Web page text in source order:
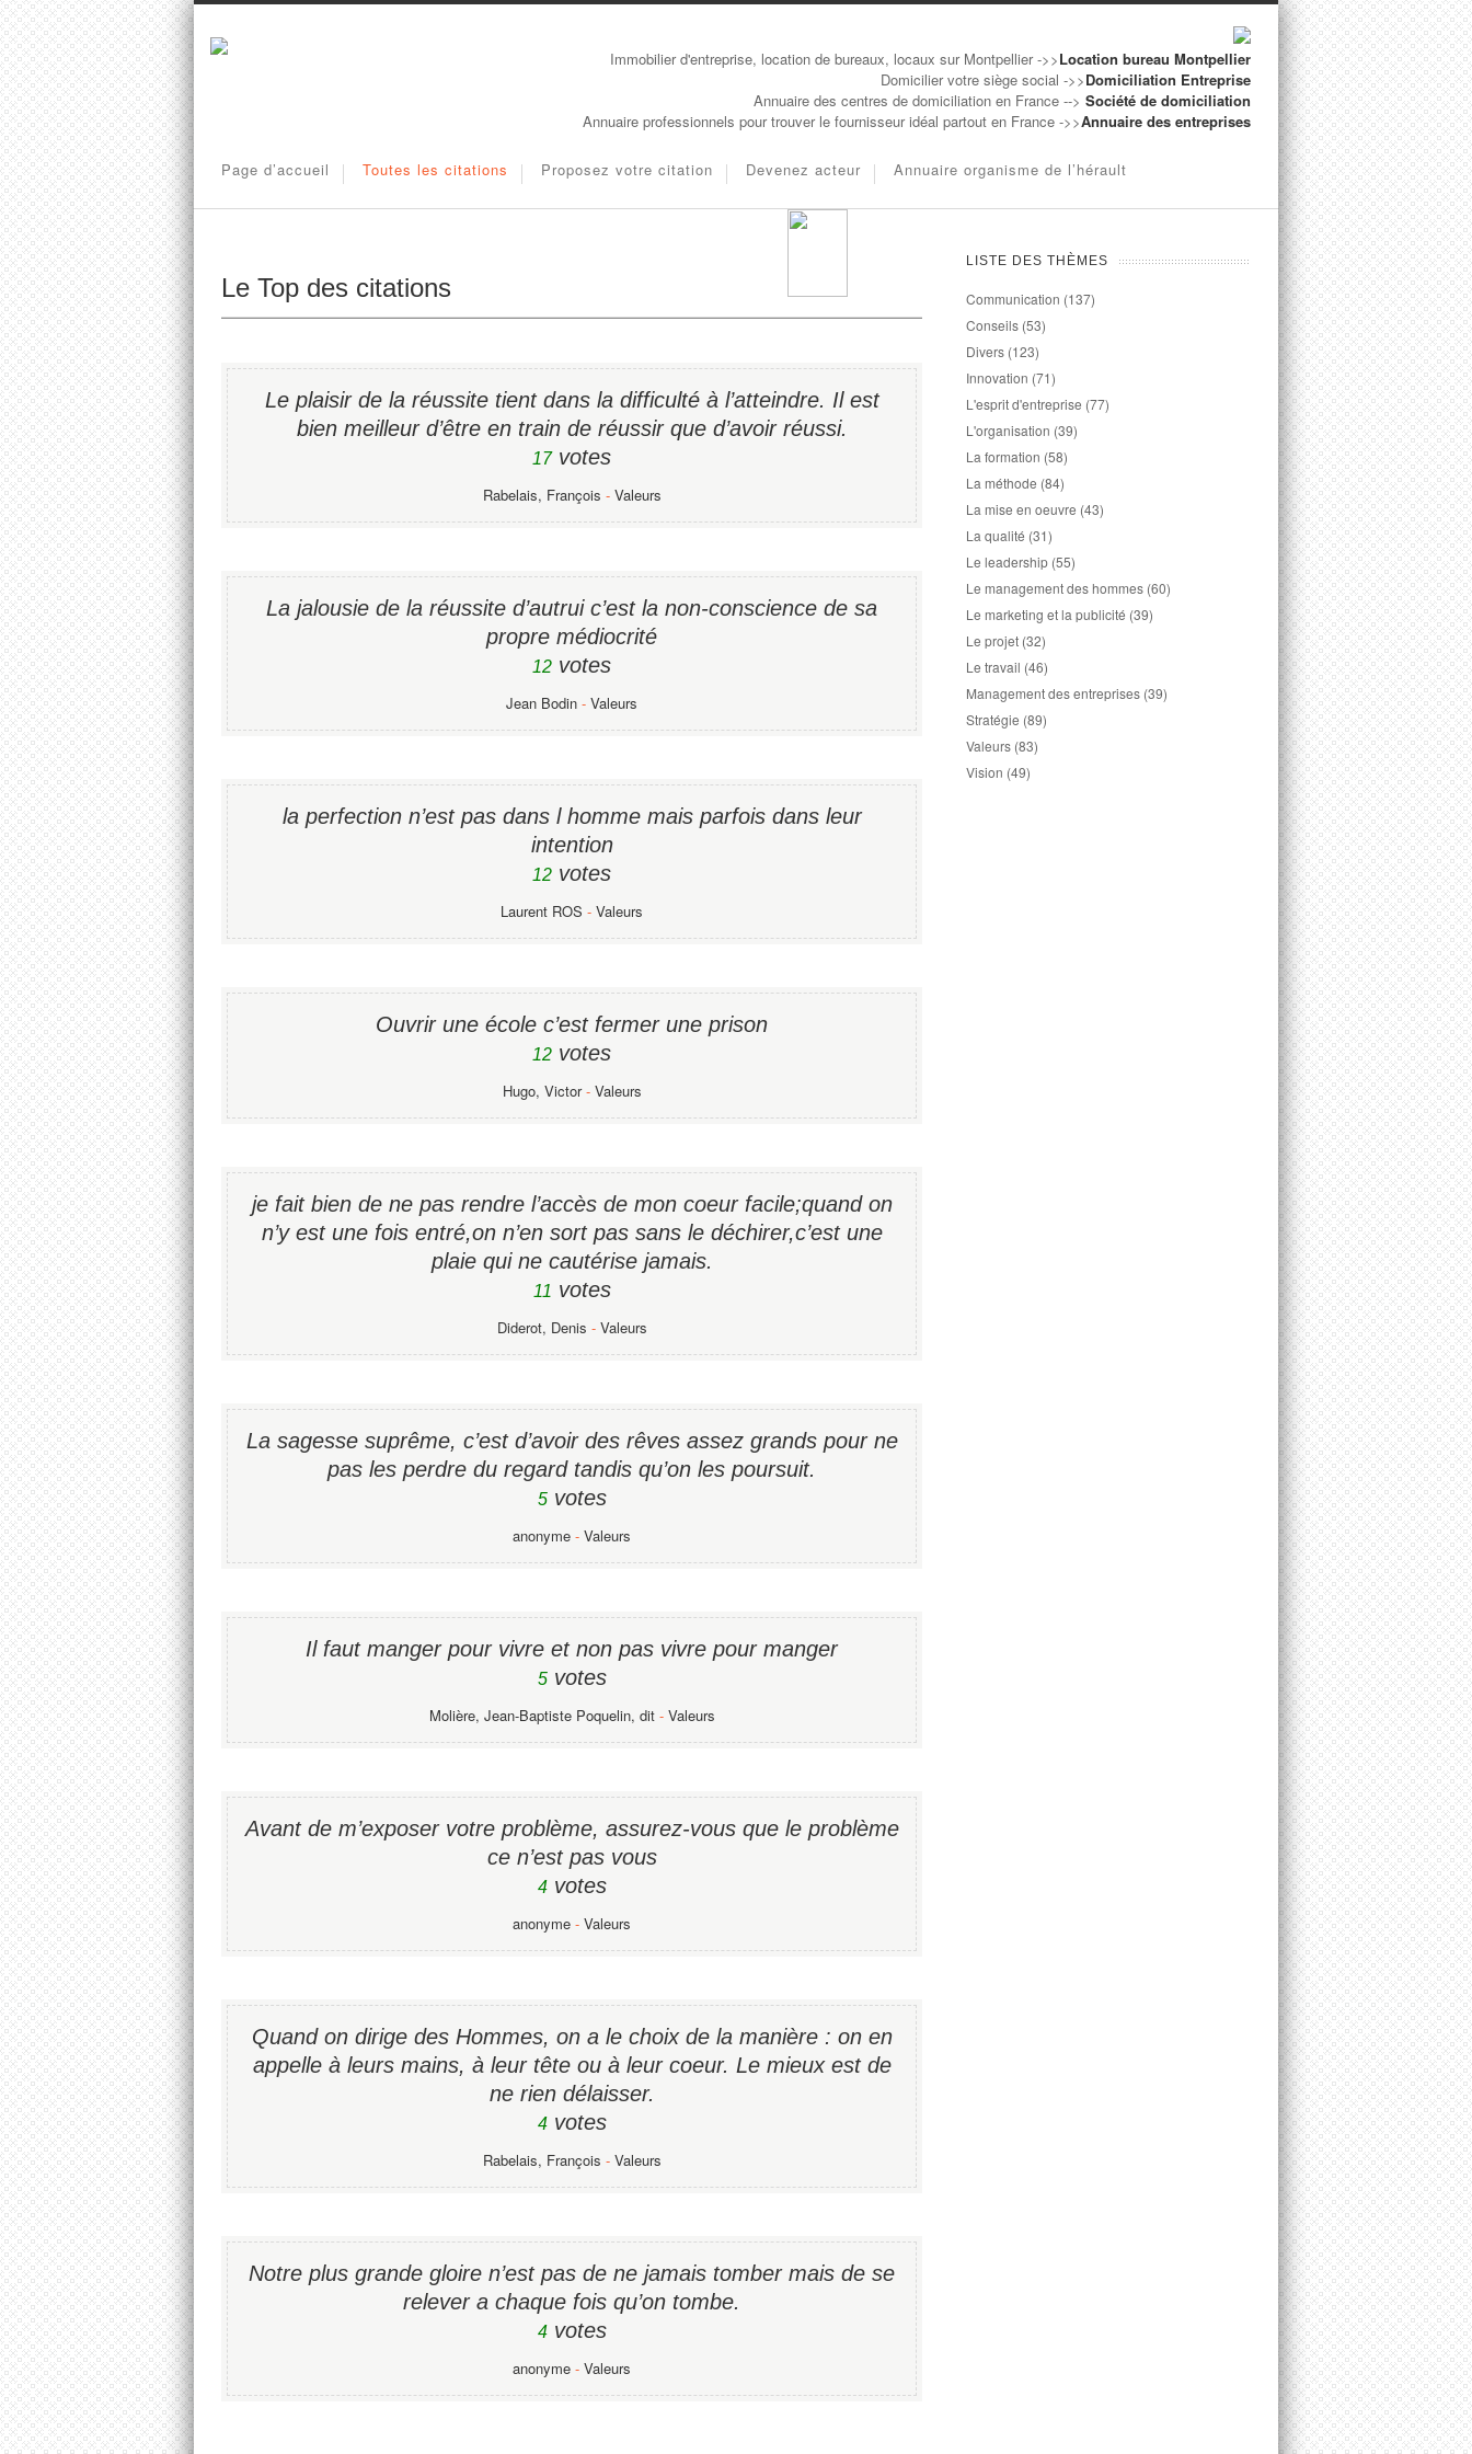
Immobilier d'entreprise, location de bureaux, locaux sur Montpellier ->>Location bureau Montpellier
Domicilier votre siège social ->>Domiciliation Entreprise
Annuaire des centres de domiciliation en France --> Société de domiciliation
Annuaire professionnels pour trouver le fournisseur idéal partout en France ->>Annuaire des entreprises
Page d’accueil Toutes les citations Proposez votre citation Devenez acteur Annuaire organisme de l’hérault
Le Top des citations
Le plaisir de la réussite tient dans la difficulté à l’atteindre. Il est
bien meilleur d’être en train de réussir que d’avoir réussi.
17votes
Rabelais, François - Valeurs
La jalousie de la réussite d’autrui c’est la non-conscience de sa
propre médiocrité
12 votes
Jean Bodin - Valeurs
la perfection n’est pas dans l homme mais parfois dans leur
intention
12 votes
Laurent ROS - Valeurs
Ouvrir une école c’est fermer une prison
12 votes
Hugo, Victor- Valeurs
je fait bien de ne pas rendre l’accès de mon coeur facile;quand on
n’y est une fois entré,on n’en sort pas sans le déchirer,c’est une
plaie qui ne cautérise jamais.
11 votes
Diderot, Denis - Valeurs
La sagesse suprême, c’est d’avoir des rêves assez grands pour ne
pas les perdre du regard tandis qu’on les poursuit.
5votes
anonyme - Valeurs
Il faut manger pour vivre et non pas vivre pour manger
5votes
Molière, Jean-Baptiste Poquelin, dit- Valeurs
Avant de m’exposer votre problème, assurez-vous que le problème
ce n’est pas vous
4votes
anonyme - Valeurs
Quand on dirige des Hommes, on a le choix de la manière : on en
appelle à leurs mains, à leur tête ou à leur coeur. Le mieux est de
ne rien délaisser.
4votes
Rabelais, François - Valeurs
Notre plus grande gloire n’est pas de ne jamais tomber mais de se
relever a chaque fois qu’on tombe.
4votes
anonyme - Valeurs
LISTE DES THÈMES
Communication (137)
Conseils (53)
Divers (123)
Innovation (71)
L'esprit d'entreprise (77)
L'organisation (39)
La formation (58)
La méthode (84)
La mise en oeuvre (43)
La qualité (31)
Le leadership (55)
Le management des hommes (60)
Le marketing et la publicité (39)
Le projet (32)
Le travail (46)
Management des entreprises (39)
Stratégie (89)
Valeurs (83)
Vision (49)